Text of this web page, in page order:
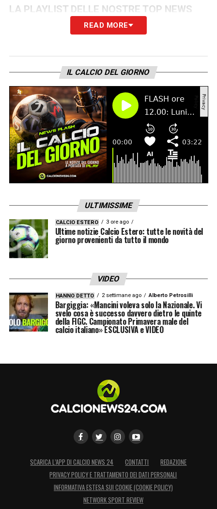
LA PLAYLIST DELLE NOSTRE TOP NEWS
READ MORE
IL CALCIO DEL GIORNO
ULTIMISSIME
CALCIO ESTERO 3 ore ago
Ultime notizie Calcio Estero: tutte le novità del
giorno provenienti da tutto il mondo
VIDEO
HANNO DETTO 2 settimane ago Alberto Petrosilli
Bargiggia: «Mancini voleva solo la Nazionale. Vi
svelo cosa è successo davvero dietro le quinte
della FIGC. Campionato Primavera male del
calcio italiano» ESCLUSIVA e VIDEO
SCARICA L’APP DI CALCIO NEWS 24 CONTATTI
REDAZIONE
PRIVACY POLICY E TRATTAMENTO DEI DATI PERSONALI
INFORMATIVA ESTESA SUI COOKIE (COOKIE POLICY)
NETWORK SPORT REVIEW